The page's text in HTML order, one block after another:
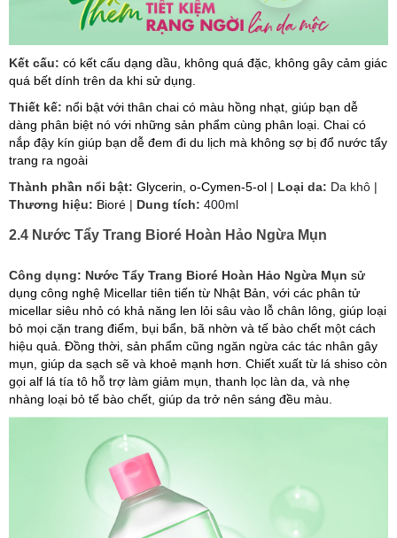
Kết cấu: có kết cấu dạng dầu, không quá đặc, không gây cảm giác
quá bết dính trên da khi sử dụng.
Thiết kế: nổi bật với thân chai có màu hồng nhạt, giúp bạn dễ
dàng phân biệt nó với những sản phẩm cùng phân loại. Chai có
nắp đậy kín giúp bạn dễ đem đi du lịch mà không sợ bị đổ nước tẩy
trang ra ngoài
Thành phần nổi bật: Glycerin, o-Cymen-5-ol | Loại da: Da khô |
Thương hiệu: Bioré | Dung tích: 400ml
2.4 Nước Tẩy Trang Bioré Hoàn Hảo Ngừa Mụn
Công dụng: Nước Tẩy Trang Bioré Hoàn Hảo Ngừa Mụn sử
dụng công nghệ Micellar tiên tiến từ Nhật Bản, với các phân tử
micellar siêu nhỏ có khả năng len lỏi sâu vào lỗ chân lông, giúp loại
bỏ mọi cặn trang điểm, bụi bẩn, bã nhờn và tế bào chết một cách
hiệu quả. Đồng thời, sản phẩm cũng ngăn ngừa các tác nhân gây
mụn, giúp da sạch sẽ và khoẻ mạnh hơn. Chiết xuất từ lá shiso còn
gọi alf lá tía tô hỗ trợ làm giảm mụn, thanh lọc làn da, và nhẹ
nhàng loại bỏ tế bào chết, giúp da trở nên sáng đều màu.